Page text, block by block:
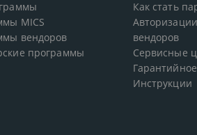
MICS
вендоров
программы
Как стать
вендоров
Сервисные
Инструкции